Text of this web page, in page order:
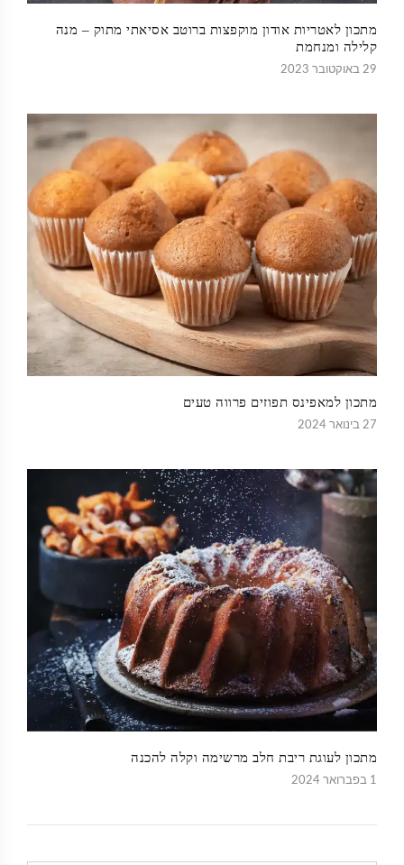
מתכון לאטריות אודון מוקפצות ברוטב אסיאתי מתוק – מנה
קלילה ומנחמת
29 באוקטובר 2023
מתכון למאפינס תפוזים פרווה טעים
27 בינואר 2024
מתכון לעוגת ריבת חלב מרשימה וקלה להכנה
1 בפברואר 2024